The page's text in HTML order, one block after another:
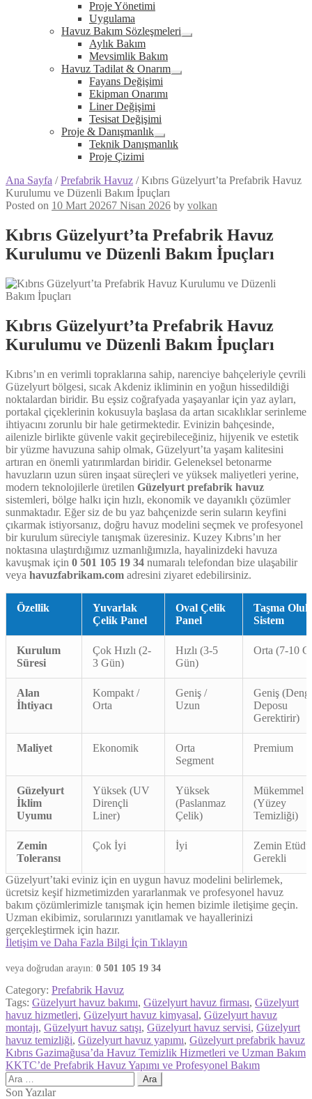
Proje Yönetimi
Uygulama
Havuz Bakım Sözleşmeleri
Expand
Aylık Bakım
Mevsimlik Bakım
Havuz Tadilat & Onarım
Expand
Fayans Değişimi
Ekipman Onarımı
Liner Değişimi
Tesisat Değişimi
Proje & Danışmanlık
Expand
child
Teknik Danışmanlık
Proje Çizimi
Ana Sayfa /Prefabrik Havuz /Kıbrıs Güzelyurt’ta Prefabrik Havuz
Kurulumu ve Düzenli Bakım İpuçları
Posted on 10 Mart 20267 Nisan 2026 by volkan
Kıbrıs Güzelyurt’ta Prefabrik Havuz
Kurulumu ve Düzenli Bakım İpuçları
Kıbrıs Güzelyurt’ta Prefabrik Havuz
Kurulumu ve Düzenli Bakım İpuçları
Kıbrıs’ın en verimli topraklarına sahip, narenciye bahçeleriyle çevrili
Güzelyurt bölgesi, sıcak Akdeniz ikliminin en yoğun hissedildiği
noktalardan biridir. Bu eşsiz coğrafyada yaşayanlar için yaz ayları,
portakal çiçeklerinin kokusuyla başlasa da artan sıcaklıklar serinleme
ihtiyacını zorunlu bir hale getirmektedir. Evinizin bahçesinde,
ailenizle birlikte güvenle vakit geçirebileceğiniz, hijyenik ve estetik
bir yüzme havuzuna sahip olmak, Güzelyurt’ta yaşam kalitesini
artıran en önemli yatırımlardan biridir. Geleneksel betonarme
havuzların uzun süren inşaat süreçleri ve yüksek maliyetleri yerine,
modern teknolojilerle üretilen Güzelyurt prefabrik havuz
sistemleri, bölge halkı için hızlı, ekonomik ve dayanıklı çözümler
sunmaktadır. Eğer siz de bu yaz bahçenizde serin suların keyfini
çıkarmak istiyorsanız, doğru havuz modelini seçmek ve profesyonel
bir kurulum süreciyle tanışmak üzeresiniz. Kuzey Kıbrıs’ın her
noktasına ulaştırdığımız uzmanlığımızla, hayalinizdeki havuza
kavuşmak için 0 501 105 19 34 numaralı telefondan bize ulaşabilir
veya havuzfabrikam.com adresini ziyaret edebilirsiniz.
Özellik
Yuvarlak
Çelik Panel
Oval Çelik
Panel
Taşma
Sistem
Kurulum
Süresi
Çok Hızlı (2-
3 Gün)
Hızlı (3-5
Gün)
Orta (7-10
Alan
İhtiyacı
Kompakt /
Orta
Geniş /
Uzun
Geniş
Deposu
Gerektirir)
Maliyet Ekonomik
Orta
Segment
Premium
Güzelyurt
İklim
Uyumu
Yüksek (UV
Dirençli
Liner)
Yüksek
(Paslanmaz
Çelik)
Mükemmel
(Yüzey
Temizliği)
Zemin
Toleransı
Çok İyi İyi
Zemin Etüdü
Gerekli
Güzelyurt’taki eviniz için en uygun havuz modelini belirlemek,
ücretsiz keşif hizmetimizden yararlanmak ve profesyonel havuz
bakım çözümlerimizle tanışmak için hemen bizimle iletişime geçin.
Uzman ekibimiz, sorularınızı yanıtlamak ve hayallerinizi
gerçekleştirmek için hazır.
İletişim ve Daha Fazla Bilgi İçin Tıklayın
veya doğrudan arayın: 0 501 105 19 34
Category: Prefabrik Havuz
Tags: Güzelyurt havuz bakımı, Güzelyurt havuz firması, Güzelyurt
havuz hizmetleri, Güzelyurt havuz kimyasal, Güzelyurt havuz
montajı, Güzelyurt havuz satışı, Güzelyurt havuz servisi, Güzelyurt
havuz temizliği, Güzelyurt havuz yapımı, Güzelyurt prefabrik havuz
Yazı
gezinmesi
Previous
post:
Kıbrıs Gazimağusa’da Havuz Temizlik Hizmetleri ve Uzman Bakım
Next
post:
KKTC’de Prefabrik Havuz Yapımı ve Profesyonel Bakım
Arama:
Son Yazılar